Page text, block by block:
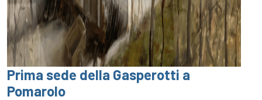
Prima sede della Gasperotti a
Pomarolo